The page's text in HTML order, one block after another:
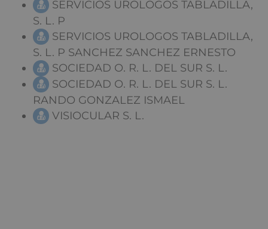
SERVICIOS UROLOGOS TABLADILLA,
S. L. P
SERVICIOS UROLOGOS TABLADILLA,
S. L. P SANCHEZ SANCHEZ ERNESTO
SOCIEDAD O. R. L. DEL SUR S. L.
SOCIEDAD O. R. L. DEL SUR S. L.
RANDO GONZALEZ ISMAEL
VISIOCULAR S. L.